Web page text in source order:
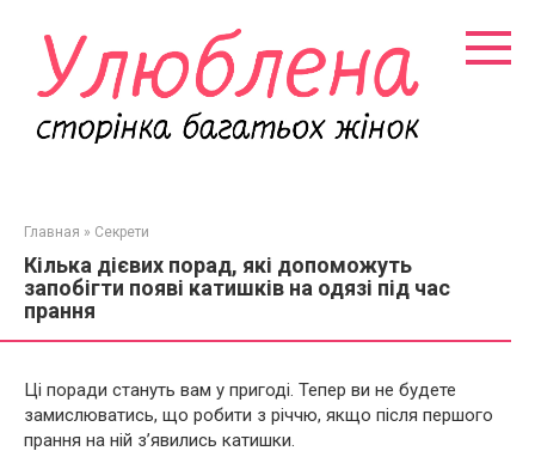
контенту
Главная » Секрети
Кілька дієвих порад, які допоможуть
запобігти появі катишків на одязі під час
прання
Ці поради стануть вам у пригоді. Тепер ви не будете
замислюватись, що робити з річчю, якщо після першого
прання на ній з’явились катишки.